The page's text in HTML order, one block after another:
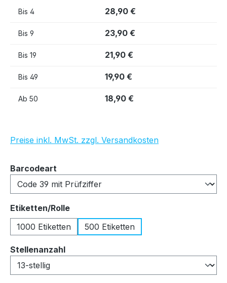
Bis 4 28,90 €
Bis 9 23,90 €
Bis 19 21,90 €
Bis 49 19,90 €
Ab 50 18,90 €
Preise inkl. MwSt. zzgl. Versandkosten
Barcodeart
Etiketten/Rolleauswählen
1000 Etiketten
500 Etiketten
Stellenanzahlauswählen